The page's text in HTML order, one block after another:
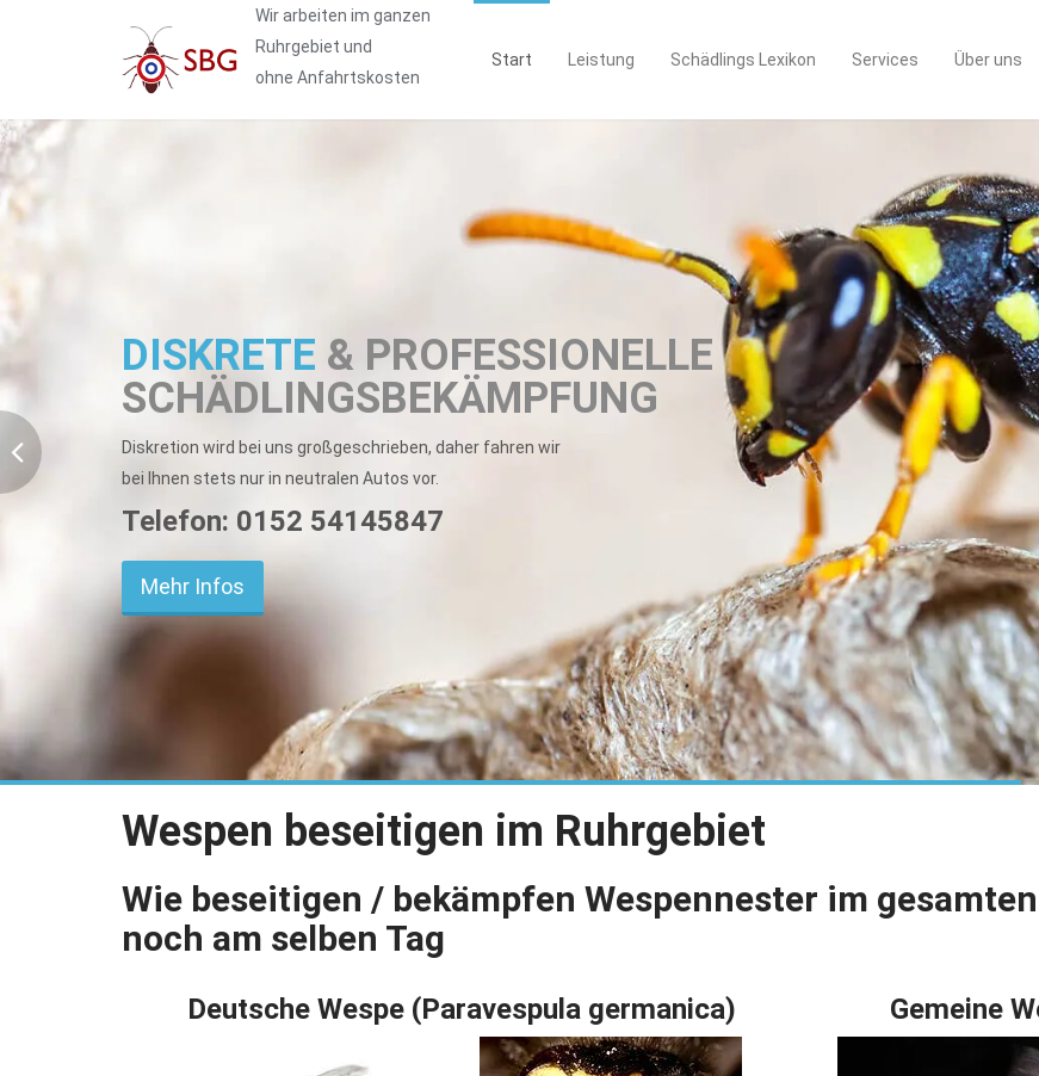
Wir arbeiten im ganzen
Ruhrgebiet und
ohne Anfahrtskosten
Start Leistung Schädlings Lexikon Services Über uns
DISKRETE & PROFESSIONELLE
SCHÄDLINGSBEKÄMPFUNG
Diskretion wird bei uns großgeschrieben, daher fahren wir
bei Ihnen stets nur in neutralen Autos vor.
Telefon: 0152 54145847
Mehr Infos
Wespen beseitigen im Ruhrgebiet
Wie beseitigen / bekämpfen Wespennester im
noch am selben Tag
Deutsche Wespe (Paravespula germanica) Gemeine